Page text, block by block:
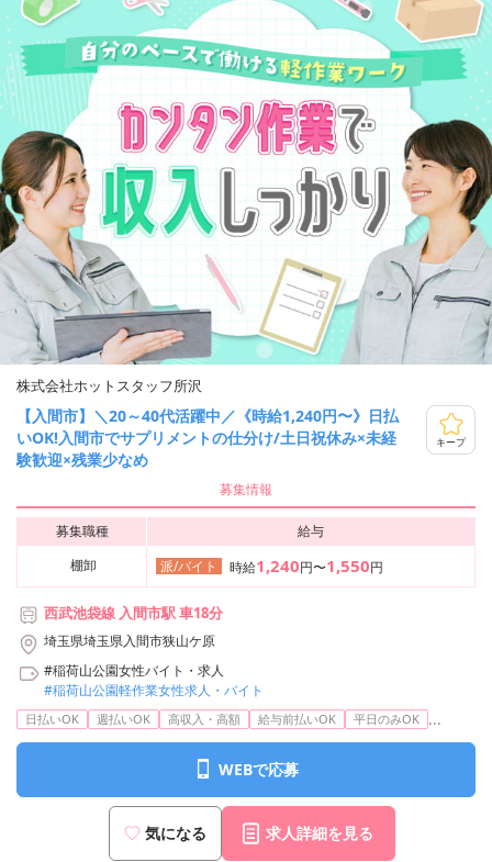
株式会社ホットスタッフ所沢
【入間市】＼20～40代活躍中／《時給1,240円〜》日払
いOK!入間市でサプリメントの仕分け/土日祝休み×未経
験歓迎×残業少なめ
キープ
募集情報
募集職種
給与
棚卸
派/バイト 時給1,240円〜1,550円
西武池袋線 入間市駅 車18分
埼玉県埼玉県入間市狭山ケ原
#稲荷山公園女性バイト・求人
#稲荷山公園軽作業女性求人・バイト
日払いOK 週払いOK 高収入・高額 給与前払いOK 平日のみOK ...
WEBで応募
気になる 求人詳細を見る